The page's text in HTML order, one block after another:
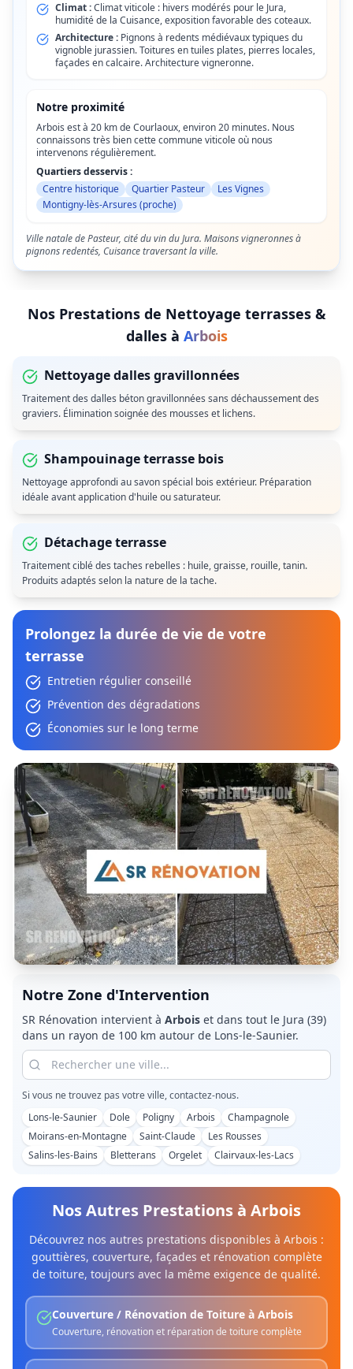
Climat :Climat viticole : hivers modérés pour le Jura,
humidité de la Cuisance, exposition favorable des coteaux.
Architecture : Pignons à redents médiévaux typiques du
vignoble jurassien. Toitures en tuiles plates, pierres locales,
façades en calcaire. Architecture vigneronne.
Notre proximité
Arbois est à 20 km de Courlaoux, environ 20 minutes. Nous
connaissons très bien cette commune viticole où nous
intervenons régulièrement.
Quartiers desservis :
Centre historique
Quartier Pasteur
Les Vignes
Montigny-lès-Arsures (proche)
Ville natale de Pasteur, cité du vin du Jura. Maisons vigneronnes à
pignons redentés, Cuisance traversant la ville.
Nos Prestations de Nettoyage terrasses &
dallesà Arbois
Nettoyage dalles gravillonnées
Traitement des dalles béton gravillonnées sans déchaussement des
graviers. Élimination soignée des mousses et lichens.
Shampouinage terrasse bois
Nettoyage approfondi au savon spécial bois extérieur. Préparation
idéale avant application d'huile ou saturateur.
Détachage terrasse
Traitement ciblé des taches rebelles : huile, graisse, rouille, tanin.
Produits adaptés selon la nature de la tache.
Prolongez la durée de vie de votre
terrasse
Entretien régulier conseillé
Prévention des dégradations
Économies sur le long terme
Notre Zone d'Intervention
SR Rénovation intervient à Arbois et dans tout le Jura (39)
dans un rayon de 100 km autour de Lons-le-Saunier.
Si vous ne trouvez pas votre ville, contactez-nous.
Lons-le-Saunier
Dole Poligny Arbois
Champagnole
Moirans-en-Montagne
Saint-Claude
Les Rousses
Salins-les-Bains
Bletterans Orgelet Clairvaux-les-Lacs
Nos Autres Prestations à Arbois
Découvrez nos autres prestations disponibles à Arbois :
gouttières, couverture, façades et rénovation complète
de toiture, toujours avec la même exigence de qualité.
Couverture / Rénovation de Toiture à Arbois
Couverture, rénovation et réparation de toiture complète